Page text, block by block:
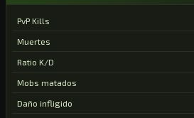
PvP Kills
Muertes
Ratio K/D
Mobs matados
Daño infligido